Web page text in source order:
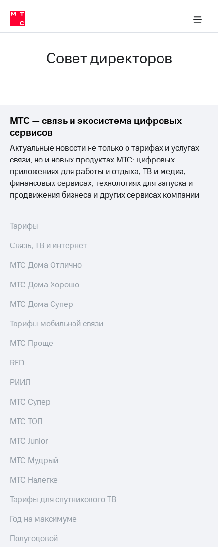
Медиа-центр
и акционерам
Устойчивое развитие
Комплаенс и деловая этика
компании
компании
Правовая
информация
Контакты
Медиа-центр
Пресс-
релизы
Интервью
отчетность
Контакты
Новости
в
секретарь
информации
акционерам
ПАО
"МТС"
Собрания
акционеров
кабинет
Акционерный
Контроль
Карьера
в МТС
о технологиях
Совет директоров
МТС — связь и экосистема цифровых
сервисов
Актуальные новости не только о тарифах и услугах
связи, но и новых продуктах МТС: цифровых
приложениях для работы и отдыха, ТВ и медиа,
финансовых сервисах, технологиях для запуска и
продвижения бизнеса и других сервисах компании
Тарифы
Связь, ТВ и интернет
МТС Дома Отлично
МТС Дома Хорошо
МТС Дома Супер
Тарифы мобильной связи
МТС Проще
RED
РИИЛ
МТС Супер
МТС ТОП
МТС Junior
МТС Мудрый
МТС Налегке
Тарифы для спутникового ТВ
Год на максимуме
Полугодовой